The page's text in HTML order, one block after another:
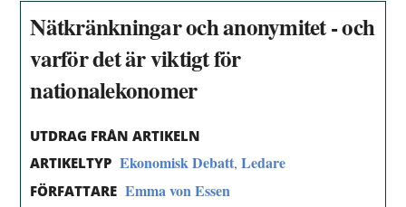
Nätkränkningar och anonymitet - och
varför det är viktigt för
nationalekonomer
UTDRAG FRÅN ARTIKELN
ARTIKELTYP Ekonomisk Debatt,Ledare
FÖRFATTARE Emma von Essen